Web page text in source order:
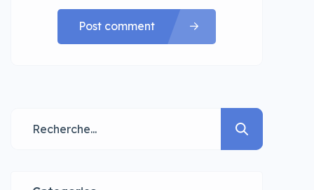
Post comment